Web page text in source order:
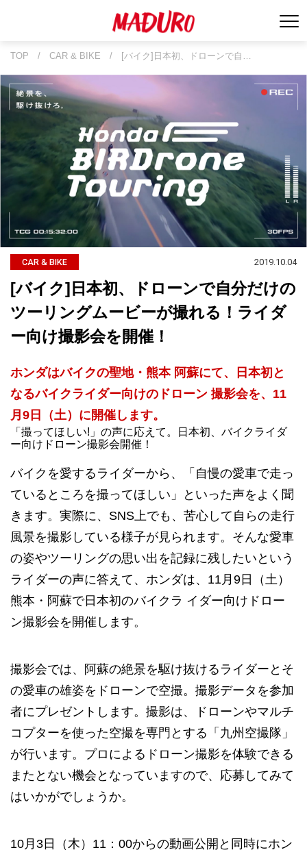
TOP / CAR & BIKE / [バイク]日本初、ドローンで自…
CAR & BIKE 2019.10.04
[バイク]日本初、ドローンで自分だけの
ツーリングムービーが撮れる！ライダ
ー向け撮影会を開催！
ホンダはバイクの聖地・熊本 阿蘇にて、日本初と
なるバイクライダー向けのドローン 撮影会を、11
月9日（土）に開催します。
「撮ってほしい!」の声に応えて。日本初、バイクライダ
ー向けドローン撮影会開催！
バイクを愛するライダーから、「自慢の愛車で走っ
ているところを撮ってほしい」といった声をよく聞
きます。実際に、SNS上でも、苦心して自らの走行
風景を撮影している様子が見られます。そんな愛車
の姿やツーリングの思い出を記録に残したいという
ライダーの声に答えて、ホンダは、11月9日（土）
熊本・阿蘇で日本初のバイクラ イダー向けドロー
ン撮影会を開催します。
撮影会では、阿蘇の絶景を駆け抜けるライダーとそ
の愛車の雄姿をドローンで空撮。撮影データを参加
者にプレゼントします。撮影は、ドローンやマルチ
コプターを使った空撮を専門とする「九州空撮隊」
が行います。プロによるドローン撮影を体験できる
またとない機会となっていますので、応募してみて
はいかがでしょうか。
10月3日（木）11：00からの動画公開と同時にホン